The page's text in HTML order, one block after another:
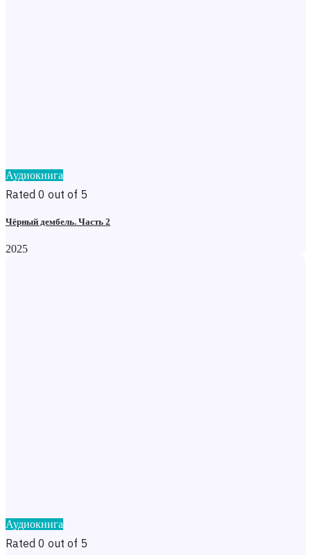
Аудиокнига
Rated 0 out of 5
Чёрный дембель. Часть 2
2025
Аудиокнига
Rated 0 out of 5